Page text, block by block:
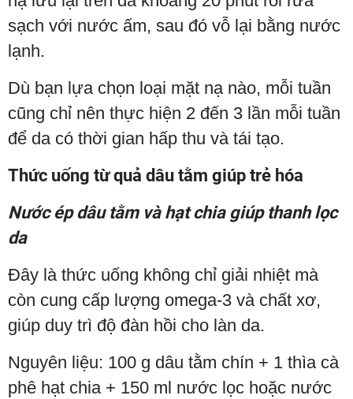
sạch với nước ấm, sau đó vỗ lại bằng nước
lạnh.
Dù bạn lựa chọn loại mặt nạ nào, mỗi tuần
cũng chỉ nên thực hiện 2 đến 3 lần mỗi tuần
để da có thời gian hấp thu và tái tạo.
Thức uống từ quả dâu tằm giúp trẻ hóa
Nước ép dâu tằm và hạt chia giúp thanh lọc
da
Đây là thức uống không chỉ giải nhiệt mà
còn cung cấp lượng omega-3 và chất xơ,
giúp duy trì độ đàn hồi cho làn da.
Nguyên liệu: 100 g dâu tằm chín + 1 thìa cà
phê hạt chia + 150 ml nước lọc hoặc nước